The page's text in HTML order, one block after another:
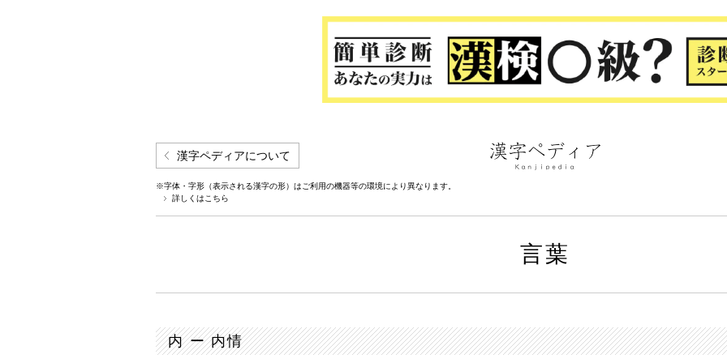
漢字ペディアについて
※字体・字形（表示される漢字の形）はご利用の機器等の環境により異なります。
詳しくはこちら
言葉
内 ー 内情